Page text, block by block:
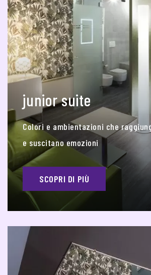
junior suite
Colori e ambientazioni che
e suscitano emozioni
SCOPRI DI PIÙ